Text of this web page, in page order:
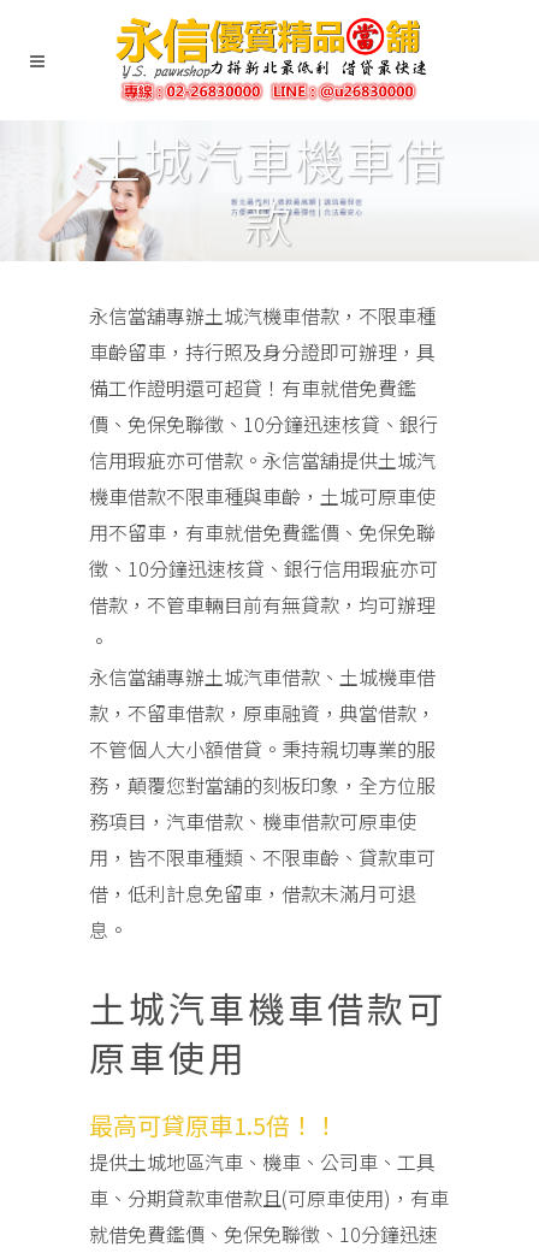
土城汽車機車借
款
永信當舖專辦土城汽機車借款，不限車種
車齡留車，持行照及身分證即可辦理，具
備工作證明還可超貸！有車就借免費鑑
價、免保免聯徵、10分鐘迅速核貸、銀行
信用瑕疵亦可借款。永信當舖提供土城汽
機車借款不限車種與車齡，土城可原車使
用不留車，有車就借免費鑑價、免保免聯
徵、10分鐘迅速核貸、銀行信用瑕疵亦可
借款，不管車輛目前有無貸款，均可辦理
。
永信當舖專辦土城汽車借款、土城機車借
款，不留車借款，原車融資，典當借款，
不管個人大小額借貸。秉持親切專業的服
務，顛覆您對當舖的刻板印象，全方位服
務項目，汽車借款、機車借款可原車使
用，皆不限車種類、不限車齡、貸款車可
借，低利計息免留車，借款未滿月可退
息。
土城汽車機車借款可
原車使用
最高可貸原車1.5倍！！
提供土城地區汽車、機車、公司車、工具
車、分期貸款車借款且(可原車使用)，有車
就借免費鑑價、免保免聯徵、10分鐘迅速